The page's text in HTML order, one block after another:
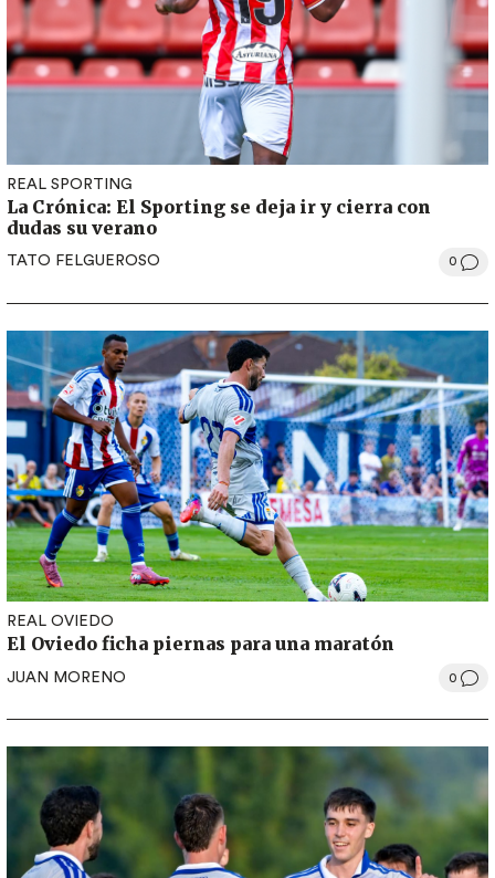
REAL SPORTING
La Crónica: El Sporting se deja ir y cierra con
dudas su verano
TATO FELGUEROSO 0
REAL OVIEDO
El Oviedo ficha piernas para una maratón
JUAN MORENO 0